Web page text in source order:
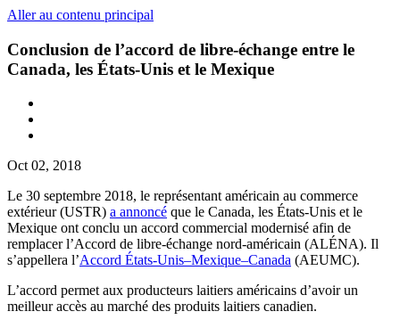
Aller au contenu principal
Conclusion de l’accord de libre-échange entre le
Canada, les États-Unis et le Mexique
Oct 02, 2018
Le 30 septembre 2018, le représentant américain au commerce
extérieur (USTR) a annoncé que le Canada, les États-Unis et le
Mexique ont conclu un accord commercial modernisé afin de
remplacer l’Accord de libre-échange nord-américain (ALÉNA). Il
s’appellera l’Accord États-Unis–Mexique–Canada (AEUMC).
L’accord permet aux producteurs laitiers américains d’avoir un
meilleur accès au marché des produits laitiers canadien.